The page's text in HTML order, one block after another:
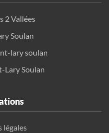
2 Vallées
Soulan
lary soulan
Lary Soulan
légales